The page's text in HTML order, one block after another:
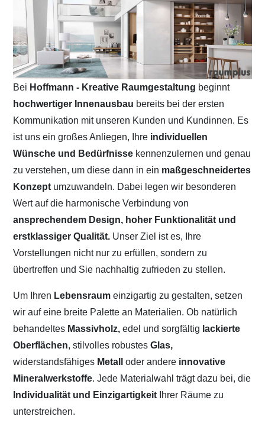
Bei Hoffmann - Kreative Raumgestaltung beginnt
hochwertiger Innenausbau bereits bei der ersten
Kommunikation mit unseren Kunden und Kundinnen. Es
ist uns ein großes Anliegen, Ihre individuellen
Wünsche und Bedürfnisse kennenzulernen und genau
zu verstehen, um diese dann in ein maßgeschneidertes
Konzept umzuwandeln. Dabei legen wir besonderen
Wert auf die harmonische Verbindung von
ansprechendem Design, hoher Funktionalität und
erstklassiger Qualität. Unser Ziel ist es, Ihre
Vorstellungen nicht nur zu erfüllen, sondern zu
übertreffen und Sie nachhaltig zufrieden zu stellen.
Um Ihren Lebensraumeinzigartig zu gestalten, setzen
wir auf eine breite Palette an Materialien. Ob natürlich
behandeltes Massivholz, edel und sorgfältig lackierte
Oberflächen, stilvolles robustesGlas,
widerstandsfähiges Metalloder andere innovative
Mineralwerkstoffe. Jede Materialwahl trägt dazu bei, die
Individualität und Einzigartigkeit Ihrer Räume zu
unterstreichen.